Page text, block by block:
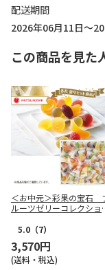
配送期間
2026年06月11日～
この商品を見た
＜お中元＞彩果の宝石
ルーツゼリーコレクショ
5.0 （7）
3,570円
(送料・税込)